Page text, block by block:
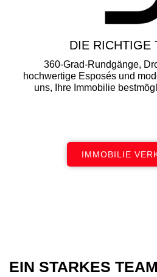
DIE RICHTIGE
360-Grad-Rundgänge,
hochwertige Esposés und
uns, Ihre Immobilie
IMMOBILIE
EIN STARKES